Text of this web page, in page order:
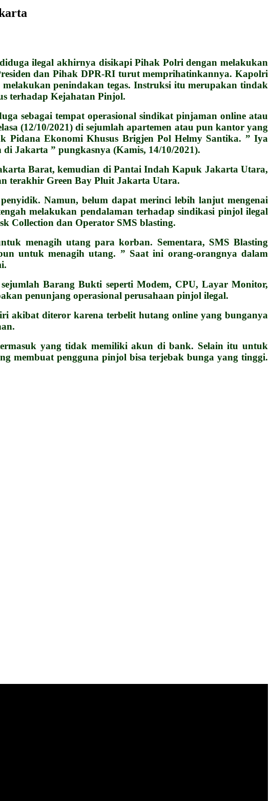
ilegal akhirnya disikapi Pihak Polri dengan melakukan
dan Pihak DPR-RI turut memprihatinkannya. Kapolri
penindakan tegas. Instruksi itu merupakan tindak
terhadap Kejahatan Pinjol.
sebagai tempat operasional sindikat pinjaman online atau
(12/10/2021) di sejumlah apartemen atau pun kantor yang
Pidana Ekonomi Khusus Brigjen Pol Helmy Santika. ” Iya
Jakarta ” pungkasnya (Kamis, 14/10/2021).
Barat, kemudian di Pantai Indah Kapuk Jakarta Utara,
terakhir Green Bay Pluit Jakarta Utara.
Namun, belum dapat merinci lebih lanjut mengenai
melakukan pendalaman terhadap sindikasi pinjol ilegal
Collection dan Operator SMS blasting.
menagih utang para korban. Sementara, SMS Blasting
untuk menagih utang. ” Saat ini orang-orangnya dalam
Barang Bukti seperti Modem, CPU, Layar Monitor,
penunjang operasional perusahaan pinjol ilegal.
akibat diteror karena terbelit hutang online yang bunganya
yang tidak memiliki akun di bank. Selain itu untuk
membuat pengguna pinjol bisa terjebak bunga yang tinggi.